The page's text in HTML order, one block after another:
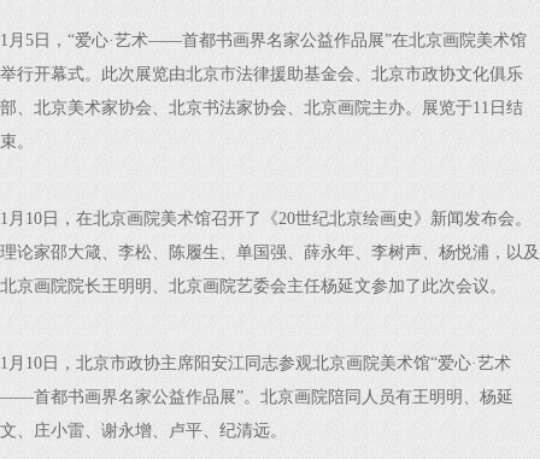
1月5日，“爱心·艺术——首都书画界名家公益作品展”在北京画院美术馆
举行开幕式。此次展览由北京市法律援助基金会、北京市政协文化俱乐
部、北京美术家协会、北京书法家协会、北京画院主办。展览于11日结
束。
1月10日，在北京画院美术馆召开了《20世纪北京绘画史》新闻发布会。
理论家邵大箴、李松、陈履生、单国强、薛永年、李树声、杨悦浦，以及
北京画院院长王明明、北京画院艺委会主任杨延文参加了此次会议。
1月10日，北京市政协主席阳安江同志参观北京画院美术馆“爱心·艺术
——首都书画界名家公益作品展”。北京画院陪同人员有王明明、杨延
文、庄小雷、谢永增、卢平、纪清远。